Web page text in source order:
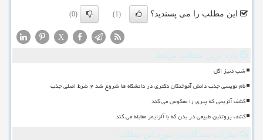
این مطلب را می پسندید؟ (1)
(0)
X
تازه ترین مطالب مرتبط
شب دنیز اگل
نام نویسی جذب دانش آموختگان دکتری در دانشگاه ها شروع شد ۲ شرط اصلی جذب
کشف آنزیمی که پیری را معکوس می کند
کشف پروتئین طبیعی در بدن که با آلزایمر مقابله می کند
نظرات بینندگان در مورد این مطلب